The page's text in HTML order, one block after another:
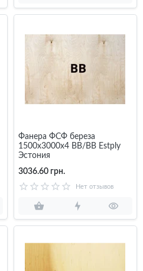
Фанера ФСФ береза
1500х3000х4 BB/BB Estply
Эстония
3036.60 грн.
Нет отзывов